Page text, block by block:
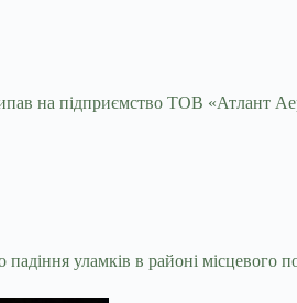
на підприємство ТОВ «Атлант
уламків в районі місцевого